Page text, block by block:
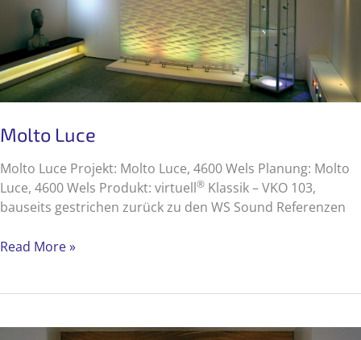
Molto Luce
Molto Luce Projekt: Molto Luce, 4600 Wels Planung: Molto
Luce, 4600 Wels Produkt: virtuell® Klassik – VKO 103,
bauseits gestrichen zurück zu den WS Sound Referenzen
Molto
Read More »